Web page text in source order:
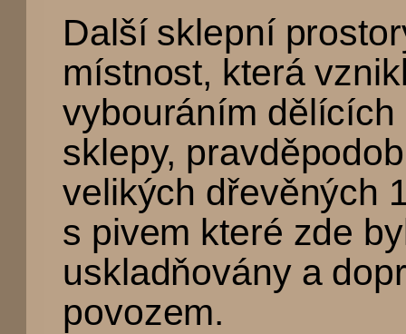
Další sklepní
místnost, která
vybouráním
sklepy,
velikých dřevěných
s pivem které zde
uskladňovány a
povozem.